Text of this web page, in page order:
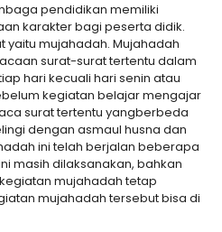
pendidikan memiliki
karakter bagi peserta didik.
yaitu mujahadah. Mujahadah
surat-surat tertentu dalam
hari kecuali hari senin atau
kegiatan belajar mengajar
surat tertentu yangberbeda
dengan asmaul husna dan
ini telah berjalan beberapa
masih dilaksanakan, bahkan
mujahadah tetap
mujahadah tersebut bisa di